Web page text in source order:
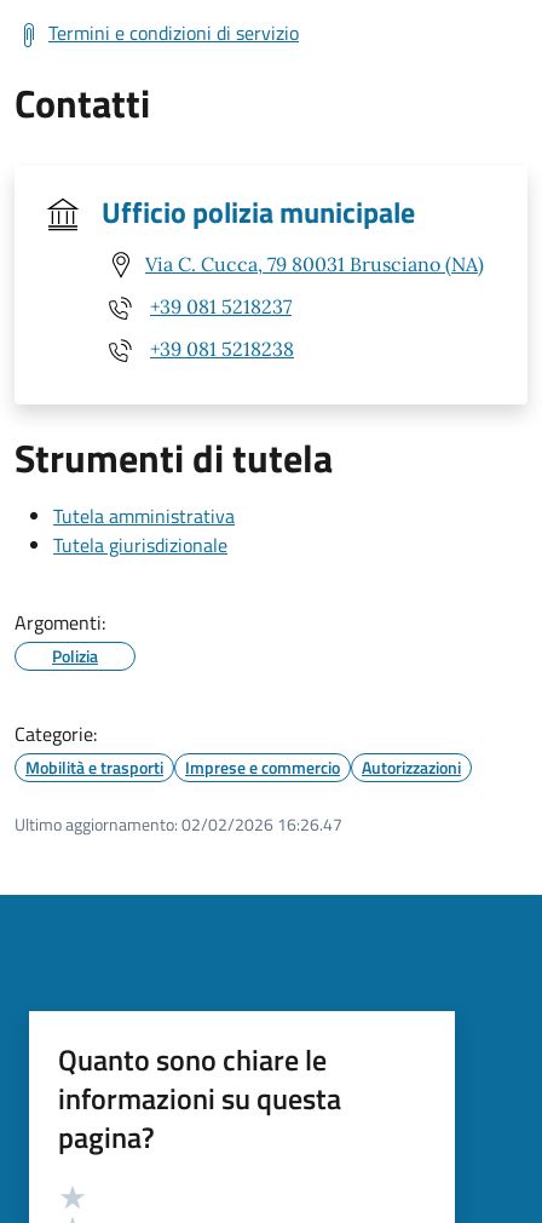
Termini e condizioni di servizio
Contatti
Ufficio polizia municipale
Via C. Cucca, 79 80031 Brusciano (NA)
+39 081 5218237
+39 081 5218238
Strumenti di tutela
Tutela amministrativa
Tutela giurisdizionale
Argomenti:
Polizia
Categorie:
Mobilità e trasporti Imprese e commercio Autorizzazioni
Ultimo aggiornamento:02/02/2026 16:26.47
Quanto sono chiare le
informazioni su questa
pagina?
Valutazione